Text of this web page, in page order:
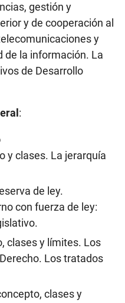
gestión y
y de cooperación al
y
de la información. La
de Desarrollo
:
y clases. La jerarquía
de ley.
con fuerza de ley:
clases y límites. Los
Los tratados
clases y